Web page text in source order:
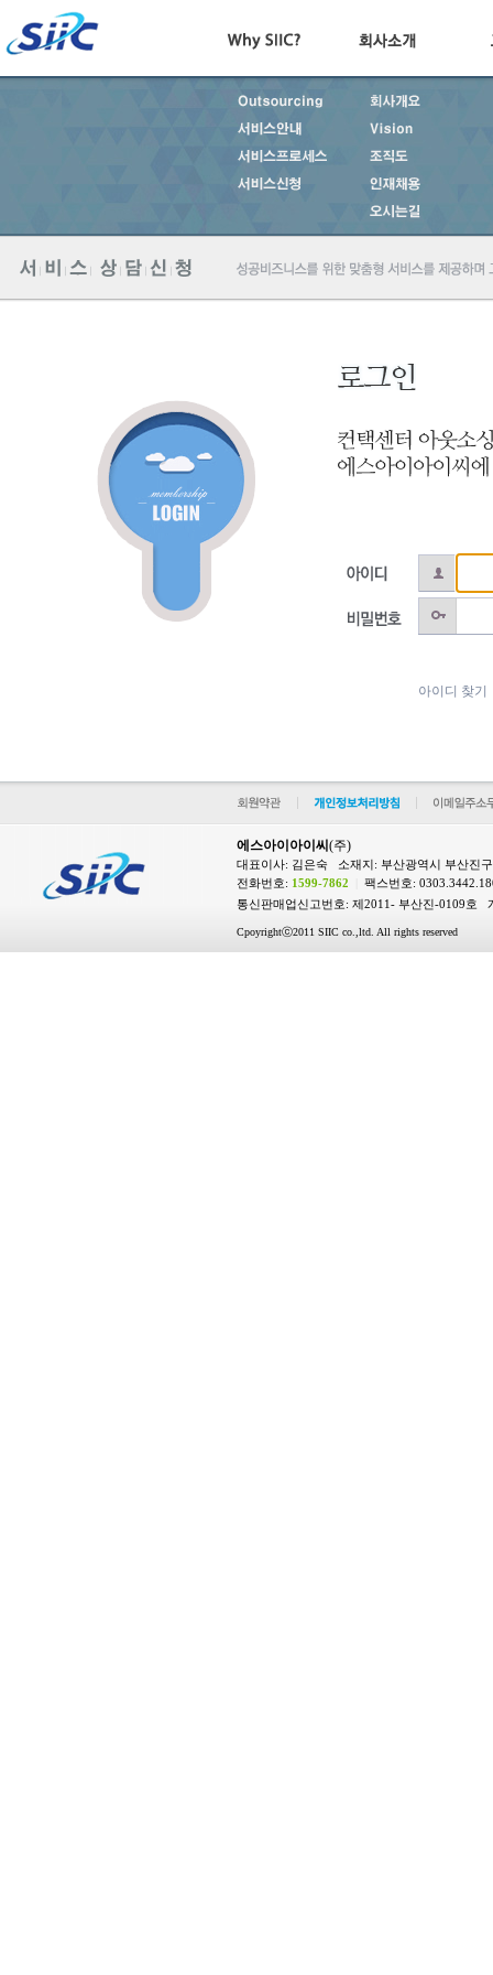
아이디 찾기
에스아이아이씨 (주)
대표이사: 김은숙 소재지: 부산광역시 부산진
전화번호: 1599-7862
팩스번호:
통신판매업신고번호: 제2011- 부산진-0109호
Cpoyrightⓒ2011 SIIC co.,ltd. All rights reserved